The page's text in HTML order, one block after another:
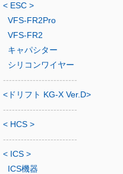
< ESC >
VFS-FR2Pro
VFS-FR2
キャパシター
シリコンワイヤー
-------------------------
<ドリフト KG-X Ver.D>
-------------------------
< HCS >
-------------------------
< ICS >
ICS機器